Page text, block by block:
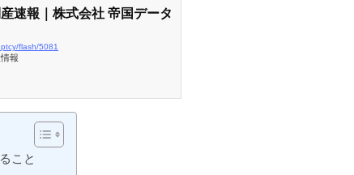
速報｜株式会社 帝国データ
flash/5081
報
こと